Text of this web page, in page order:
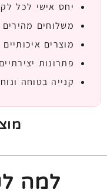
יחס אישי לכל
משלוחים
מוצרים
פתרונות
קנייה בטוחה
למה